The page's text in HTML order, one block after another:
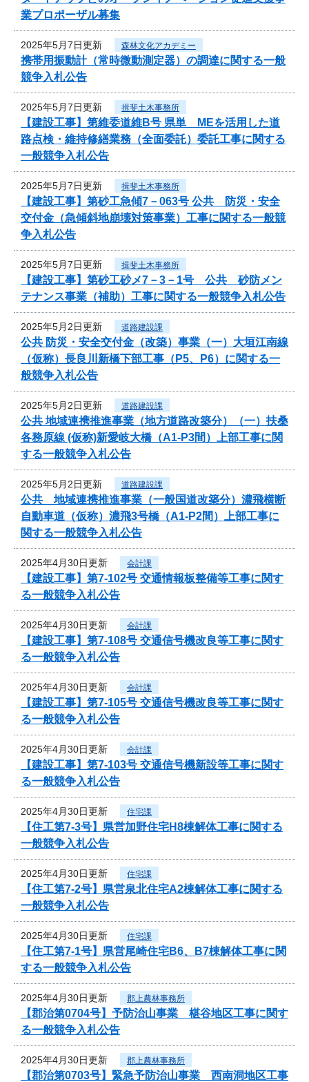
業プロポーザル募集
2025年5月7日更新 森林文化アカデミー
携帯用振動計（常時微動測定器）の調達に関する一般
競争入札公告
2025年5月7日更新 揖斐土木事務所
【建設工事】第維委道維B号 県単 MEを活用した道
路点検・維持修繕業務（全面委託）委託工事に関する
一般競争入札公告
2025年5月7日更新 揖斐土木事務所
【建設工事】第砂工急傾7－063号 公共 防災・安全
交付金（急傾斜地崩壊対策事業）工事に関する一般競
争入札公告
2025年5月7日更新 揖斐土木事務所
【建設工事】第砂工砂メ7－3－1号 公共 砂防メン
テナンス事業（補助）工事に関する一般競争入札公告
2025年5月2日更新 道路建設課
公共 防災・安全交付金（改築）事業（一）大垣江南線
（仮称）長良川新橋下部工事（P5、P6）に関する一
般競争入札公告
2025年5月2日更新 道路建設課
公共 地域連携推進事業（地方道路改築分）（一）扶桑
各務原線 (仮称)新愛岐大橋（A1-P3間）上部工事に関
する一般競争入札公告
2025年5月2日更新 道路建設課
公共 地域連携推進事業（一般国道改築分）濃飛横断
自動車道（仮称）濃飛3号橋（A1-P2間）上部工事に
関する一般競争入札公告
2025年4月30日更新 会計課
【建設工事】第7-102号 交通情報板整備等工事に関す
る一般競争入札公告
2025年4月30日更新 会計課
【建設工事】第7-108号 交通信号機改良等工事に関す
る一般競争入札公告
2025年4月30日更新 会計課
【建設工事】第7-105号 交通信号機改良等工事に関す
る一般競争入札公告
2025年4月30日更新 会計課
【建設工事】第7-103号 交通信号機新設等工事に関す
る一般競争入札公告
2025年4月30日更新 住宅課
【住工第7-3号】県営加野住宅H8棟解体工事に関する
一般競争入札公告
2025年4月30日更新 住宅課
【住工第7-2号】県営泉北住宅A2棟解体工事に関する
一般競争入札公告
2025年4月30日更新 住宅課
【住工第7-1号】県営尾崎住宅B6、B7棟解体工事に関
する一般競争入札公告
2025年4月30日更新 郡上農林事務所
【郡治第0704号】予防治山事業 椹谷地区工事に関す
る一般競争入札公告
2025年4月30日更新 郡上農林事務所
【郡治第0703号】緊急予防治山事業 西南洞地区工事